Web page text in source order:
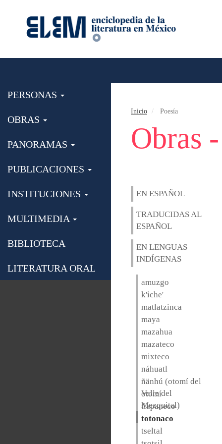
PERSONAS
OBRAS
PANORAMAS
PUBLICACIONES
INSTITUCIONES
MULTIMEDIA
BIBLIOTECA
LITERATURA ORAL
Inicio Poesía
Obras
EN ESPAÑOL
TRADUCIDAS AL
ESPAÑOL
EN LENGUAS
INDÍGENAS
amuzgo
k'iche'
matlatzinca
maya
mazahua
mazateco
mixteco
náhuatl
ñänhú (otomí del
Valle del
Mezquital)
otomí
tlapaneco
totonaco
tseltal